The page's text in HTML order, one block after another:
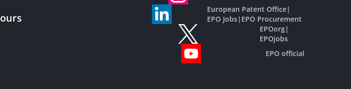
European Patent Office|
EPO Jobs| EPO Procurement
EPOorg|
EPOjobs
EPO official